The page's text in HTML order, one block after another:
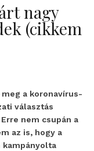
nagy
(cikkem
a koronavírus-
választás
nem csupán a
az is, hogy a
kampányolta